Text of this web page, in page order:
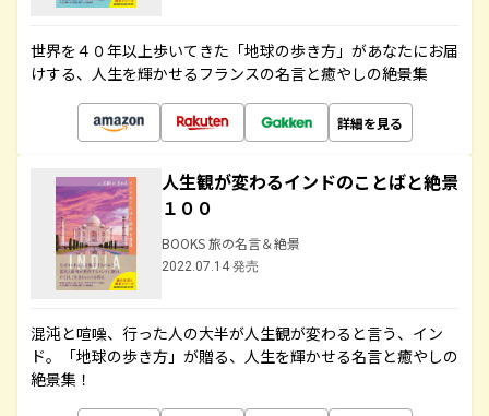
世界を４０年以上歩いてきた「地球の歩き方」があなたにお届
けする、人生を輝かせるフランスの名言と癒やしの絶景集
詳細を見る
人生観が変わるインドのことばと絶景
１００
BOOKS 旅の名言＆絶景
2022.07.14 発売
混沌と喧噪、行った人の大半が人生観が変わると言う、イン
ド。「地球の歩き方」が贈る、人生を輝かせる名言と癒やしの
絶景集！